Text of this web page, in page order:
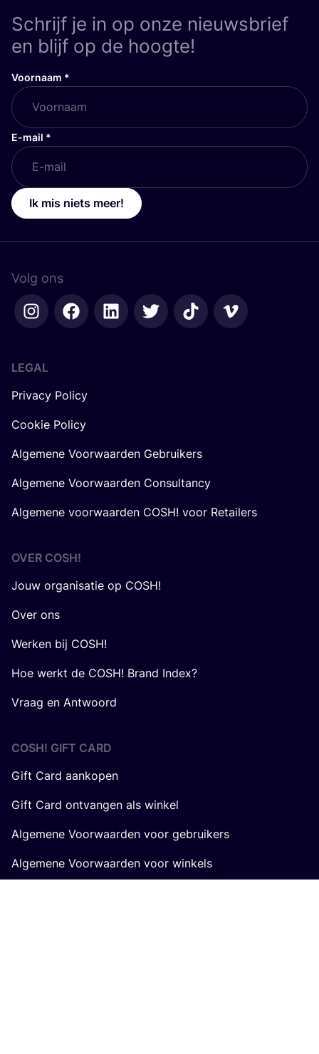
Schrijf je in op onze nieuwsbrief
en blijf op de hoogte!
Voornaam *
E-mail *
Ik mis niets meer!
Volg ons
LEGAL
Privacy Policy
Cookie Policy
Algemene Voorwaarden Gebruikers
Algemene Voorwaarden Consultancy
Algemene voorwaarden COSH! voor Retailers
OVER COSH!
Jouw organisatie op COSH!
Over ons
Werken bij COSH!
Hoe werkt de COSH! Brand Index?
Vraag en Antwoord
COSH! GIFT CARD
Gift Card aankopen
Gift Card ontvangen als winkel
Algemene Voorwaarden voor gebruikers
Algemene Voorwaarden voor winkels